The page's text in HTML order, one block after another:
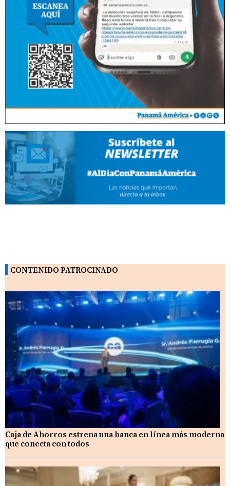
CONTENIDO PATROCINADO
Caja de Ahorros estrena una banca en línea más moderna
que conecta con todos